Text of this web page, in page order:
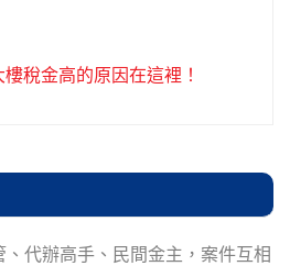
稅金高的原因在這裡！
代辦高手、民間金主，案件互相